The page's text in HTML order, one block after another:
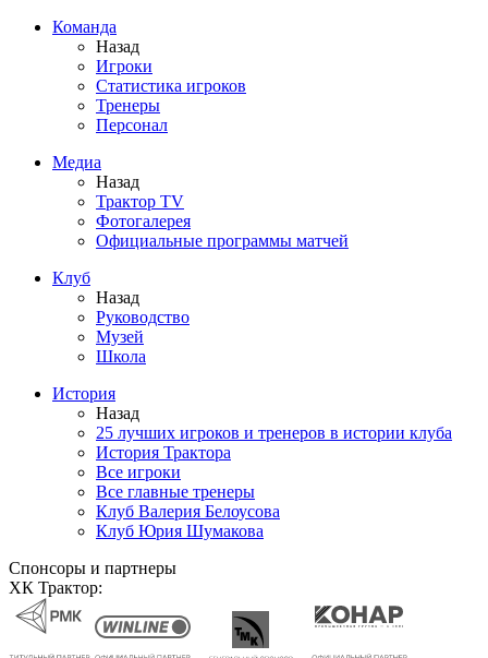
Команда
Назад
Игроки
Статистика игроков
Тренеры
Персонал
Медиа
Назад
Трактор TV
Фотогалерея
Официальные программы матчей
Клуб
Назад
Руководство
Музей
Школа
История
Назад
25 лучших игроков и тренеров в истории клуба
История Трактора
Все игроки
Все главные тренеры
Клуб Валерия Белоусова
Клуб Юрия Шумакова
Спонсоры и партнеры
ХК Трактор: